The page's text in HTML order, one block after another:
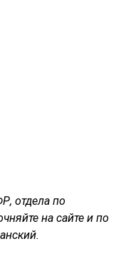
отдела по
на сайте и по